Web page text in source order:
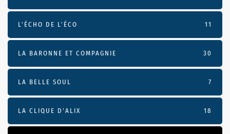
L’ÉCHO DE L’ÉCO 11
LA BARONNE ET COMPAGNIE 30
LA BELLE SOUL 7
LA CLIQUE D'ALIX 18